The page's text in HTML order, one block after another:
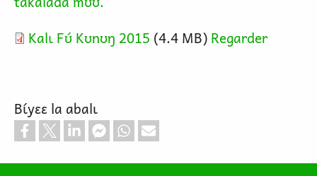
Kalɩ Fʊ́ Kʊnʊŋ 2015 (4.4 MB)Regarder
Bɩ́yɛɛ la abalɩ